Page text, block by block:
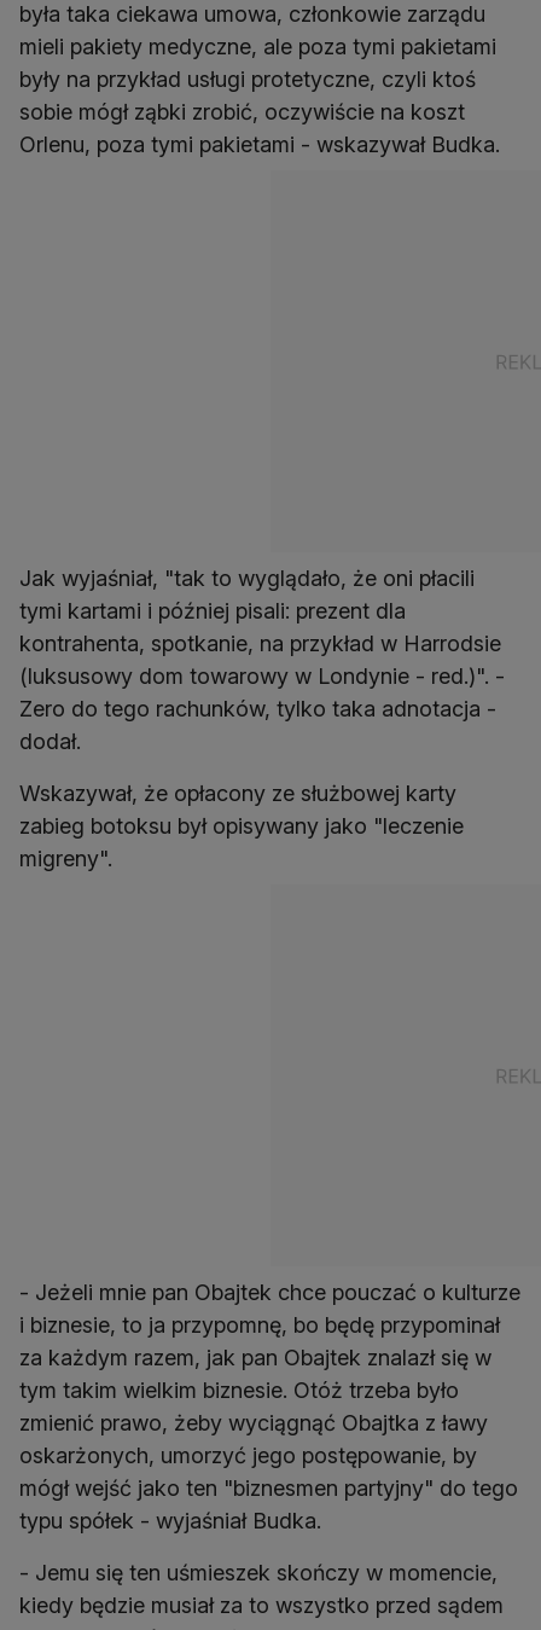
była taka ciekawa umowa, członkowie zarządu
mieli pakiety medyczne, ale poza tymi pakietami
były na przykład usługi protetyczne, czyli ktoś
sobie mógł ząbki zrobić, oczywiście na koszt
Orlenu, poza tymi pakietami - wskazywał Budka.
Jak wyjaśniał, "tak to wyglądało, że oni płacili
tymi kartami i później pisali: prezent dla
kontrahenta, spotkanie, na przykład w Harrodsie
(luksusowy dom towarowy w Londynie - red.)". -
Zero do tego rachunków, tylko taka adnotacja -
dodał.
Wskazywał, że opłacony ze służbowej karty
zabieg botoksu był opisywany jako "leczenie
migreny".
- Jeżeli mnie pan Obajtek chce pouczać o kulturze
i biznesie, to ja przypomnę, bo będę przypominał
za każdym razem, jak pan Obajtek znalazł się w
tym takim wielkim biznesie. Otóż trzeba było
zmienić prawo, żeby wyciągnąć Obajtka z ławy
oskarżonych, umorzyć jego postępowanie, by
mógł wejść jako ten "biznesmen partyjny" do tego
typu spółek - wyjaśniał Budka.
- Jemu się ten uśmieszek skończy w momencie,
kiedy będzie musiał za to wszystko przed sądem